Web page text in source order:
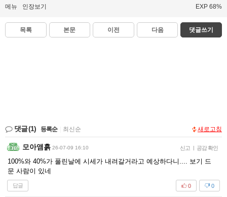
메뉴 인장보기 EXP 68%
목록 본문 이전 다음 댓글쓰기
댓글(1) 등록순 최신순 새로고침
모아앰흙 26-07-09 16:10 신고 | 공감 확인
100%와 40%가 풀린날에 시세가 내려갈거라고 예상하다니.... 보기 드
문 사람이 있네
답글 0
0